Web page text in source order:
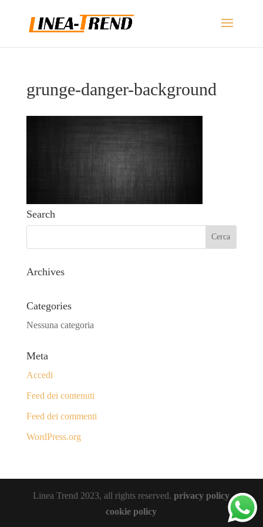
grunge-danger-background
Search
Archives
Categories
Nessuna categoria
Meta
Accedi
Feed dei contenuti
Feed dei commenti
WordPress.org
Linea Trend 2023, all rights reserved.privacy policy
cookie policy